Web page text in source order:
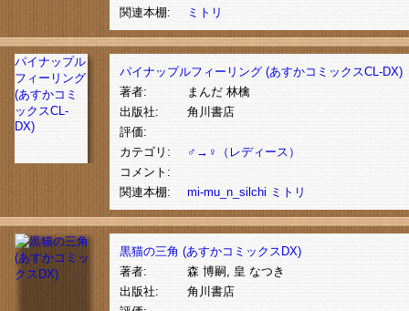
関連本棚:
ミトリ
パイナップル
フィーリング
(あすかコミ
ックスCL-
DX)
パイナップルフィーリング (あすかコミックスCL-DX)
著者:
まんだ 林檎
出版社:
角川書店
評価:
カテゴリ:
♂→♀（レディース）
コメント:
関連本棚:
mi-mu_n_silchi ミトリ
黒猫の三角 (あすかコミックスDX)
著者:
森 博嗣, 皇 なつき
出版社:
角川書店